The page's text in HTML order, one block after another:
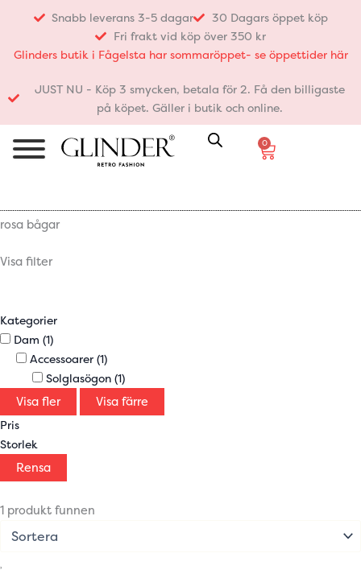
innehåll
Snabb leverans 3-5 dagar
30 Dagars öppet köp
Fri frakt vid köp över 350 kr
Glinders butik i Fågelsta har sommaröppet- se öppettider här
JUST NU - Köp 3 smycken, betala för 2. Få den billigaste
på köpet. Gäller i butik och online.
0
Varukorg
rosa bågar
Visa filter
Kategorier
Dam (1)
Accessoarer (1)
Solglasögon (1)
Visa fler Visa färre
Pris
Storlek
Rensa
1 produkt funnen